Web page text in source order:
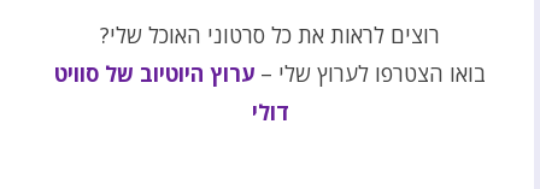
רוצים לראות את כל סרטוני האוכל שלי?
בואו הצטרפו לערוץ שלי – ערוץ היוטיוב של סוויט
דולי